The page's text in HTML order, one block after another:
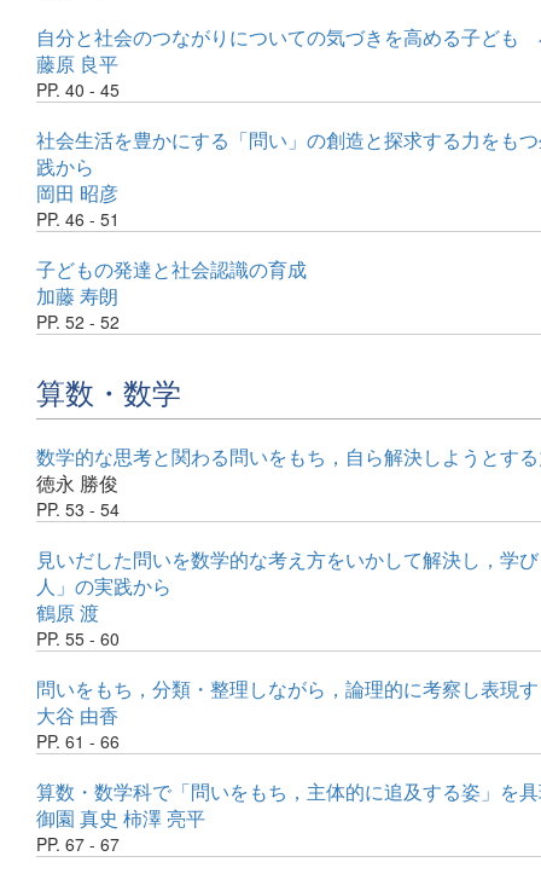
自分と社会のつながりについての気づきを高める子ど
藤原 良平
PP. 40 - 45
社会生活を豊かにする「問い」の創造と探求する力を
践から
岡田 昭彦
PP. 46 - 51
子どもの発達と社会認識の育成
加藤 寿朗
PP. 52 - 52
算数・数学
数学的な思考と関わる問いをもち，自ら解決しようとす
徳永 勝俊
PP. 53 - 54
見いだした問いを数学的な考え方をいかして解決し，
人」の実践から
鶴原 渡
PP. 55 - 60
問いをもち，分類・整理しながら，論理的に考察し表
大谷 由香
PP. 61 - 66
算数・数学科で「問いをもち，主体的に追及する姿」を
御園 真史 柿澤 亮平
PP. 67 - 67